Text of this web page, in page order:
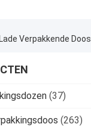
Lade Verpakkende Doos
(37)
(263)